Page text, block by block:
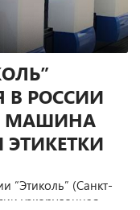
В РОССИИ
МАШИНА
ЭТИКЕТКИ
“Этиколь” (Санкт-
узкорулонная